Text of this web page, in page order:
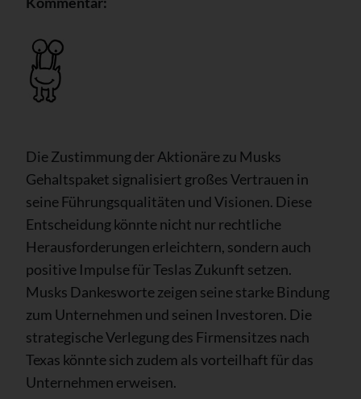
Die Zustimmung der Aktionäre zu Musks
Gehaltspaket signalisiert großes Vertrauen in
seine Führungsqualitäten und Visionen. Diese
Entscheidung könnte nicht nur rechtliche
Herausforderungen erleichtern, sondern auch
positive Impulse für Teslas Zukunft setzen.
Musks Dankesworte zeigen seine starke Bindung
zum Unternehmen und seinen Investoren. Die
strategische Verlegung des Firmensitzes nach
Texas könnte sich zudem als vorteilhaft für das
Unternehmen erweisen.